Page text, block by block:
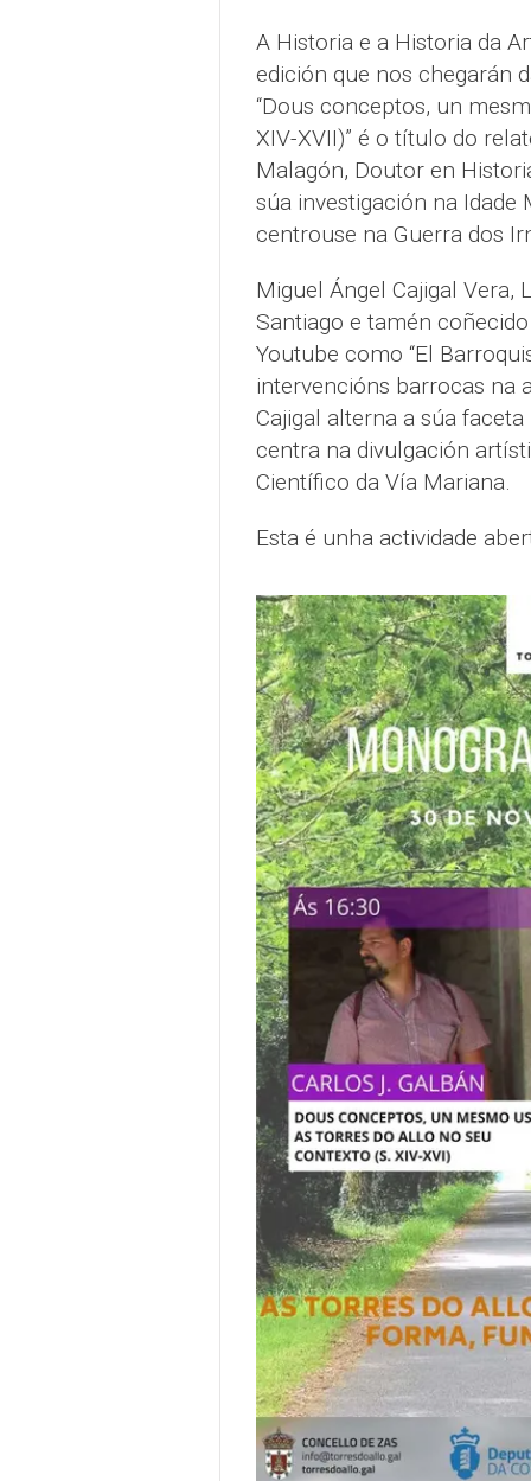
A Historia e a Historia da
edición que nos chegarán
“Dous conceptos, un
XIV-XVII)” é o título do
Malagón, Doutor en
súa investigación na Idade
centrouse na Guerra dos
Miguel Ángel Cajigal Vera,
Santiago e tamén
Youtube como “El
intervencións barrocas na
Cajigal alterna a súa
centra na divulgación
Científico da Vía Mariana.
Esta é unha actividade